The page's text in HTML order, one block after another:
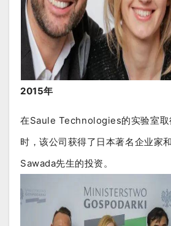
2015年
在Saule Technologies的实验室取
时，该公司获得了日本著名企业家
Sawada先生的投资。